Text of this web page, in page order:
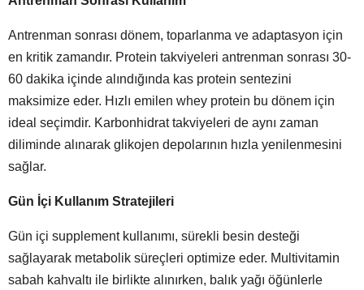
Antrenman sonrası dönem, toparlanma ve adaptasyon için
en kritik zamandır. Protein takviyeleri antrenman sonrası 30-
60 dakika içinde alındığında kas protein sentezini
maksimize eder. Hızlı emilen whey protein bu dönem için
ideal seçimdir. Karbonhidrat takviyeleri de aynı zaman
diliminde alınarak glikojen depolarının hızla yenilenmesini
sağlar.
Gün İçi Kullanım Stratejileri
Gün içi supplement kullanımı, sürekli besin desteği
sağlayarak metabolik süreçleri optimize eder. Multivitamin
sabah kahvaltı ile birlikte alınırken, balık yağı öğünlerle